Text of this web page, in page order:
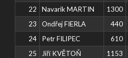
22
Navarik MARTIN 1300
23
Ondřej FIERLA 440
24
Petr FILIPEC 610
25
Jiří KVĚTOŇ 1153